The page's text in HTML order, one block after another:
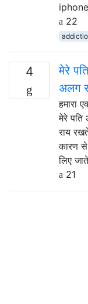
22
4
मेरे
अलग
हमारा
मेरे
राय
कारण
लिए
21